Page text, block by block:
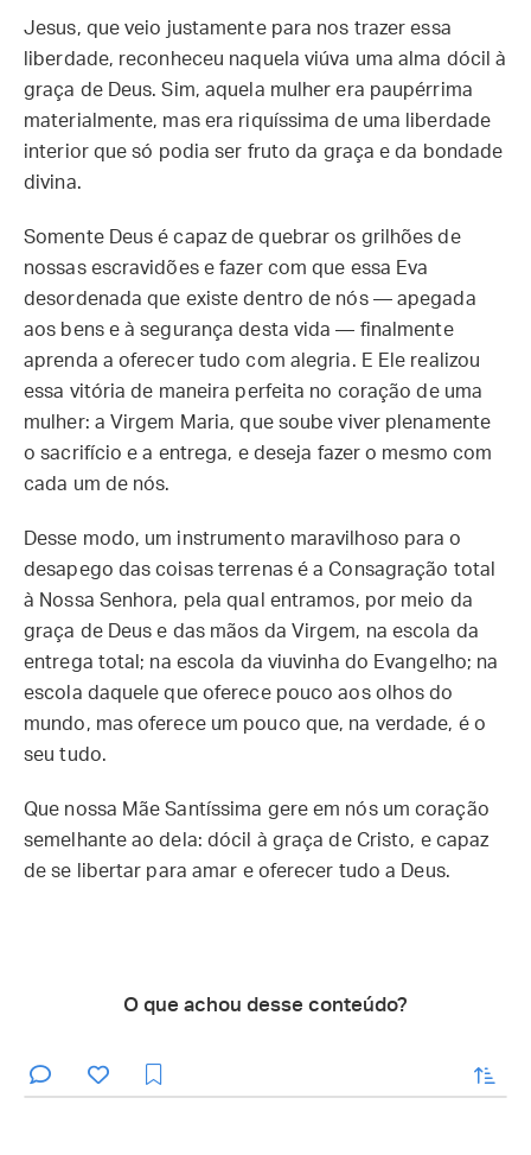
Jesus, que veio justamente para nos trazer essa
liberdade, reconheceu naquela viúva uma alma dócil à
graça de Deus. Sim, aquela mulher era paupérrima
materialmente, mas era riquíssima de uma liberdade
interior que só podia ser fruto da graça e da bondade
divina.
Somente Deus é capaz de quebrar os grilhões de
nossas escravidões e fazer com que essa Eva
desordenada que existe dentro de nós — apegada
aos bens e à segurança desta vida — finalmente
aprenda a oferecer tudo com alegria. E Ele realizou
essa vitória de maneira perfeita no coração de uma
mulher: a Virgem Maria, que soube viver plenamente
o sacrifício e a entrega, e deseja fazer o mesmo com
cada um de nós.
Desse modo, um instrumento maravilhoso para o
desapego das coisas terrenas é a Consagração total
à Nossa Senhora, pela qual entramos, por meio da
graça de Deus e das mãos da Virgem, na escola da
entrega total; na escola da viuvinha do Evangelho; na
escola daquele que oferece pouco aos olhos do
mundo, mas oferece um pouco que, na verdade, é o
seu tudo.
Que nossa Mãe Santíssima gere em nós um coração
semelhante ao dela: dócil à graça de Cristo, e capaz
de se libertar para amar e oferecer tudo a Deus.
O que achou desse conteúdo?
enviar